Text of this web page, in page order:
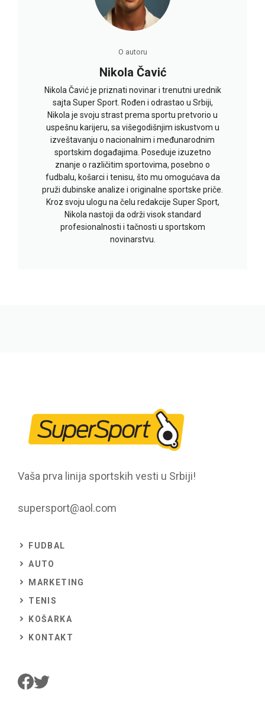
O autoru
Nikola Čavić
Nikola Čavić je priznati novinar i trenutni urednik
sajta Super Sport. Rođen i odrastao u Srbiji,
Nikola je svoju strast prema sportu pretvorio u
uspešnu karijeru, sa višegodišnjim iskustvom u
izveštavanju o nacionalnim i međunarodnim
sportskim događajima. Poseduje izuzetno
znanje o različitim sportovima, posebno o
fudbalu, košarci i tenisu, što mu omogućava da
pruži dubinske analize i originalne sportske priče.
Kroz svoju ulogu na čelu redakcije Super Sport,
Nikola nastoji da održi visok standard
profesionalnosti i tačnosti u sportskom
novinarstvu.
Vaša prva linija sportskih vesti u Srbiji!
supersport@aol.com
FUDBAL
AUTO
MARKETING
TENIS
KOŠARKA
KONTAKT